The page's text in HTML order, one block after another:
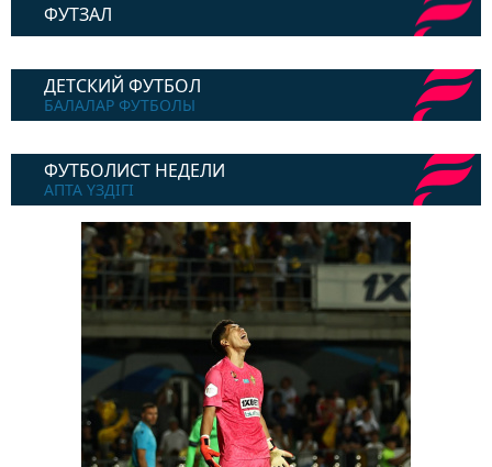
ФУТЗАЛ
ДЕТСКИЙ ФУТБОЛ
БАЛАЛАР ФУТБОЛЫ
ФУТБОЛИСТ НЕДЕЛИ
АПТА ҮЗДІГІ